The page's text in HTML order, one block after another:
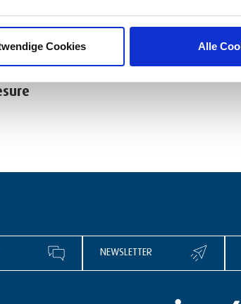
Cookies Alle
pour machines de
NEWSLETTER